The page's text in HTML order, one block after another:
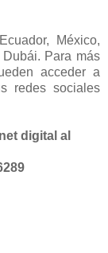
México,
Para más
acceder a
redes sociales
digital al